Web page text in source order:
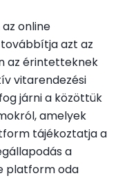
online
azt az
az érintetteknek
vitarendezési
járni a közöttük
amelyek
tájékoztatja a
a
platform oda